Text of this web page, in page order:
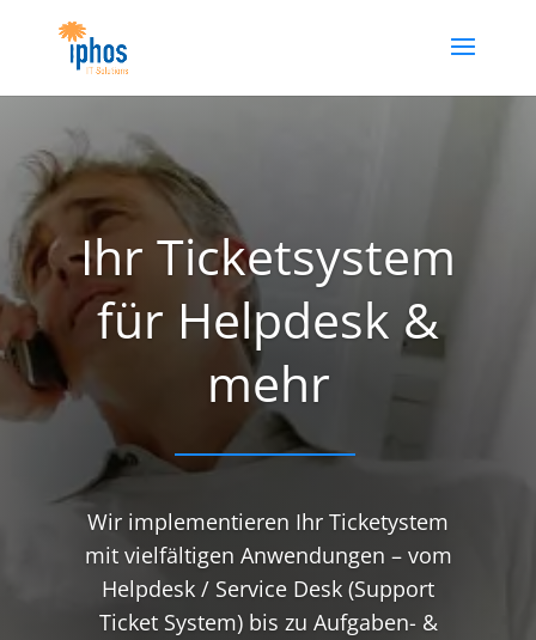
Ihr Ticketsystem
für Helpdesk &
mehr
Wir implementieren Ihr Ticketystem
mit vielfältigen Anwendungen – vom
Helpdesk / Service Desk (Support
Ticket System) bis zu Aufgaben- &